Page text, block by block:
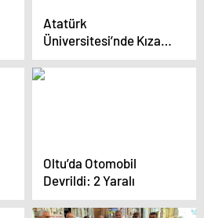
Atatürk
Üniversitesi’nde Kızak
Pisti Açılışı
Oltu’da Otomobil
Devrildi: 2 Yaralı